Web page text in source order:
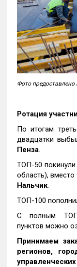
Фото
Ротация
По итогам
двадцатки
Пенза.
ТОП-50 покинули
область), вместо
Нальчик.
ТОП-100
С полным ТОП-
пунктов можно
Принимаем
регионов,